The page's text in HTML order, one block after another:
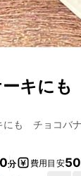
ーキに
にも チョコバ
分 費用目安